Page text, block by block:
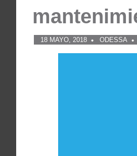
18 MAYO, 2018 ODESSA